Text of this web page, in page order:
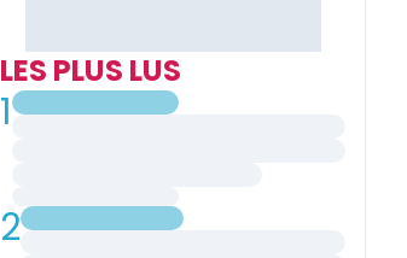
LES PLUS LUS
1
2